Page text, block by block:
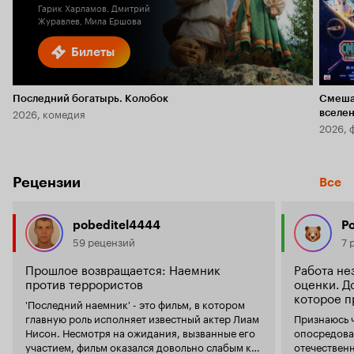
Билеты
Гарик Харламов, Дмитрий
Журавлев, Мила Ершова
Последний богатырь. Колобок
2026, комедия
2026,
Рецензии Все
pobeditel4444
59 рецензий
Прошлое возвращается: Наемник
против террористов
'Последний наемник' - это фильм, в котором
главную роль исполняет известный актер Лиам
Нисон. Несмотря на ожидания, вызванные его
участием, фильм оказался довольно слабым как
7
Работа
оценки.
которое
Признаюсь